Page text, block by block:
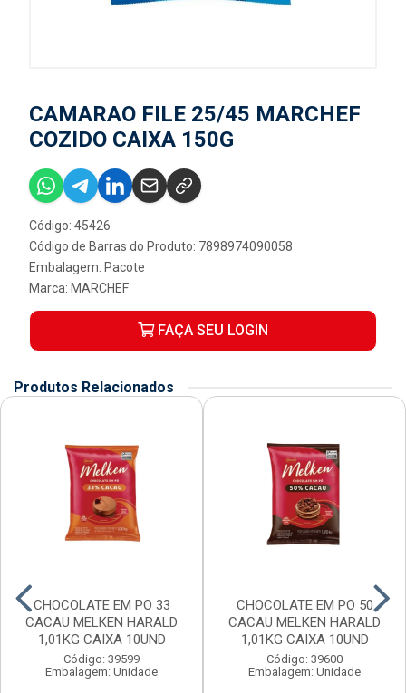
CAMARAO FILE 25/45 MARCHEF
COZIDO CAIXA 150G
Código: 45426
Código de Barras do Produto: 7898974090058
Embalagem: Pacote
Marca: MARCHEF
FAÇA SEU LOGIN
Produtos Relacionados
CHOCOLATE EM PO 33
CACAU MELKEN HARALD
1,01KG CAIXA 10UND
Código: 39599
Embalagem: Unidade
CHOCOLATE EM PO 50
CACAU MELKEN HARALD
1,01KG CAIXA 10UND
Código: 39600
Embalagem: Unidade